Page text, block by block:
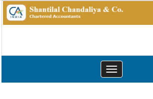
Toggle
navigation